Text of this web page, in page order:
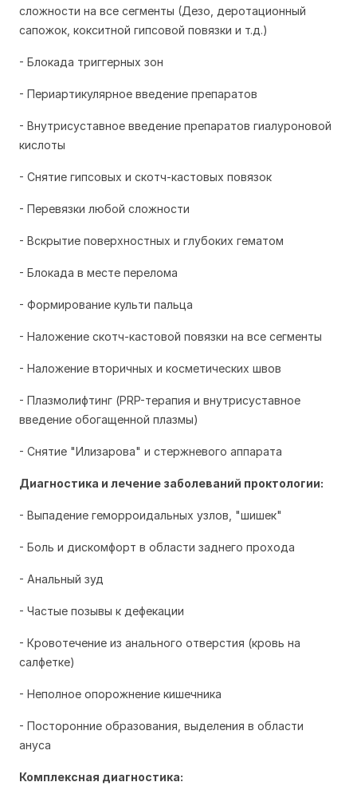
сложности на все сегменты (Дезо, деротационный
сапожок, кокситной гипсовой повязки и т.д.)
- Блокада триггерных зон
- Периартикулярное введение препаратов
- Внутрисуставное введение препаратов гиалуроновой
кислоты
- Снятие гипсовых и скотч-кастовых повязок
- Перевязки любой сложности
- Вскрытие поверхностных и глубоких гематом
- Блокада в месте перелома
- Формирование культи пальца
- Наложение скотч-кастовой повязки на все сегменты
- Наложение вторичных и косметических швов
- Плазмолифтинг (PRP-терапия и внутрисуставное
введение обогащенной плазмы)
- Снятие "Илизарова" и стержневого аппарата
Диагностика и лечение заболеваний проктологии:
- Выпадение геморроидальных узлов, "шишек"
- Боль и дискомфорт в области заднего прохода
- Анальный зуд
- Частые позывы к дефекации
- Кровотечение из анального отверстия (кровь на
салфетке)
- Неполное опорожнение кишечника
- Посторонние образования, выделения в области
ануса
Комплексная диагностика: